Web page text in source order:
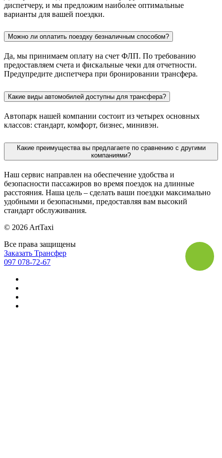
диспетчеру, и мы предложим наиболее оптимальные
варианты для вашей поездки.
Можно ли оплатить поездку безналичным способом?
Да, мы принимаем оплату на счет ФЛП. По требованию
предоставляем счета и фискальные чеки для отчетности.
Предупредите диспетчера при бронировании трансфера.
Какие виды автомобилей доступны для трансфера?
Автопарк нашей компании состоит из четырех основных
классов: стандарт, комфорт, бизнес, минивэн.
Какие преимущества вы предлагаете по сравнению с другими
компаниями?
Наш сервис направлен на обеспечение удобства и
безопасности пассажиров во время поездок на длинные
расстояния. Наша цель – сделать ваши поездки максимально
удобными и безопасными, предоставляя вам высокий
стандарт обслуживания.
© 2026 ArtTaxi
Все права защищены
Заказать Трансфер
097 078-72-67